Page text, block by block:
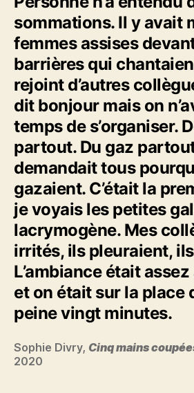
sommations. Il y avait
femmes assises
barrières qui
rejoint d’autres
dit bonjour mais on
temps de s’organiser.
partout. Du gaz
demandait tous
gazaient. C’était la
je voyais les petites
lacrymogène. Mes
irrités, ils pleuraient,
L’ambiance était
et on était sur la place
peine vingt minutes.
Sophie Divry, Cinq mains
2020